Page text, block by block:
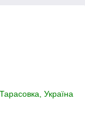
Україна